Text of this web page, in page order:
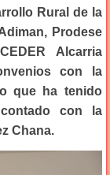
Rural de la
Prodese
Alcarria
con la
que ha tenido
con la
Chana.